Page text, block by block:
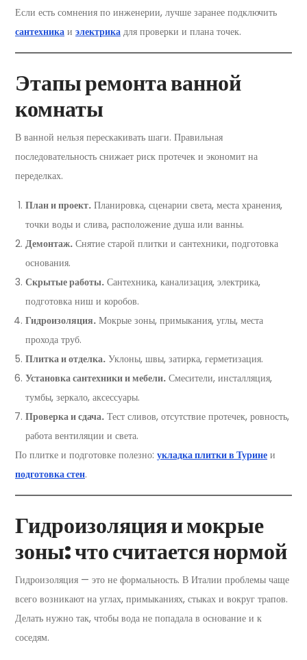
Если есть сомнения по инженерии, лучше заранее подключить
сантехника и электрика для проверки и плана точек.
Этапы ремонта ванной
комнаты
В ванной нельзя перескакивать шаги. Правильная
последовательность снижает риск протечек и экономит на
переделках.
План и проект. Планировка, сценарии света, места хранения,
точки воды и слива, расположение душа или ванны.
Демонтаж. Снятие старой плитки и сантехники, подготовка
основания.
Скрытые работы. Сантехника, канализация, электрика,
подготовка ниш и коробов.
Гидроизоляция. Мокрые зоны, примыкания, углы, места
прохода труб.
Плитка и отделка. Уклоны, швы, затирка, герметизация.
Установка сантехники и мебели. Смесители, инсталляция,
тумбы, зеркало, аксессуары.
Проверка и сдача. Тест сливов, отсутствие протечек, ровность,
работа вентиляции и света.
По плитке и подготовке полезно: укладка плитки в Турине и
подготовка стен.
Гидроизоляция и мокрые
зоны: что считается нормой
Гидроизоляция — это не формальность. В Италии проблемы чаще
всего возникают на углах, примыканиях, стыках и вокруг трапов.
Делать нужно так, чтобы вода не попадала в основание и к
соседям.